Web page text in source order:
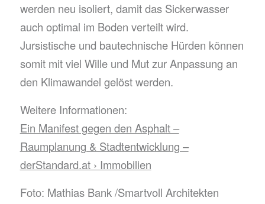
werden neu isoliert, damit das Sickerwasser
auch optimal im Boden verteilt wird.
Jursistische und bautechnische Hürden können
somit mit viel Wille und Mut zur Anpassung an
den Klimawandel gelöst werden.
Weitere Informationen:
Ein Manifest gegen den Asphalt –
Raumplanung & Stadtentwicklung –
derStandard.at › Immobilien
Foto: Mathias Bank /Smartvoll Architekten